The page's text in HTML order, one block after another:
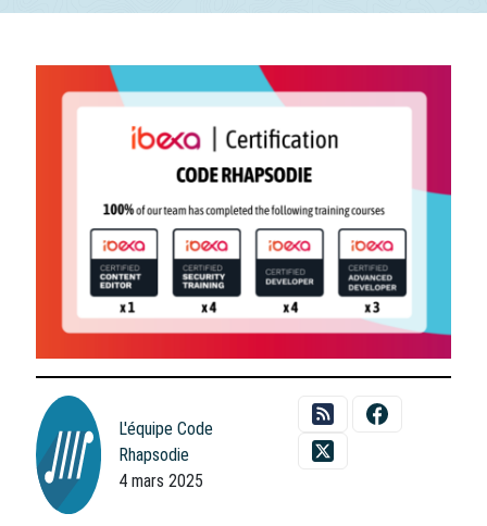
L'équipe Code
Rhapsodie
4 mars 2025